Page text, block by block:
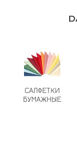
САЛФЕТКИ
БУМАЖНЫЕ